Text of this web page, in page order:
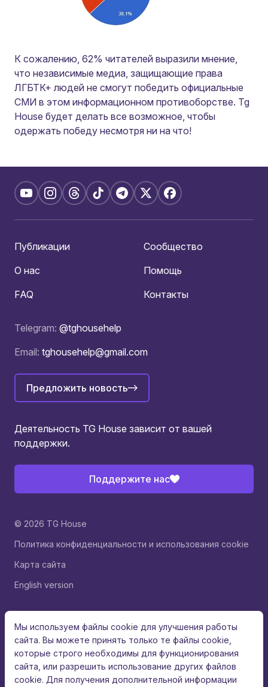
К сожалению, 62% читателей выразили мнение,
что независимые медиа, защищающие права
ЛГБТК+ людей не смогут победить официальные
СМИ в этом информационном противоборстве. Tg
House будет делать все возможное, чтобы
одержать победу несмотря ни на что!
Telegram: @tghousehelp
Email: tghousehelp@gmail.com
Предложить новость
Публикации
Сообщество
О нас
Помощь
FAQ
Контакты
Деятельность TG House зависит от вашей
поддержки.
Поддержите нас
© 2026 TG House
Политика конфиденциальности и использования cookie
Карта сайта
English version
Мы используем файлы cookie для улучшения работы
сайта. Вы можете принять только те файлы cookie,
которые строго необходимы для функционирования
сайта, или разрешить использование других файлов
cookie. Для получения дополнительной информации